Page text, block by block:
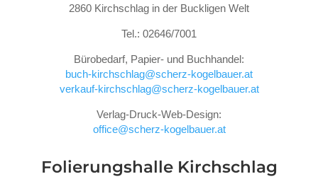
2860 Kirchschlag in der Buckligen Welt
Tel.: 02646/7001
Bürobedarf, Papier- und Buchhandel:
buch-kirchschlag@scherz-kogelbauer.at
verkauf-kirchschlag@scherz-kogelbauer.at
Verlag-Druck-Web-Design:
office@scherz-kogelbauer.at
Folierungshalle Kirchschlag